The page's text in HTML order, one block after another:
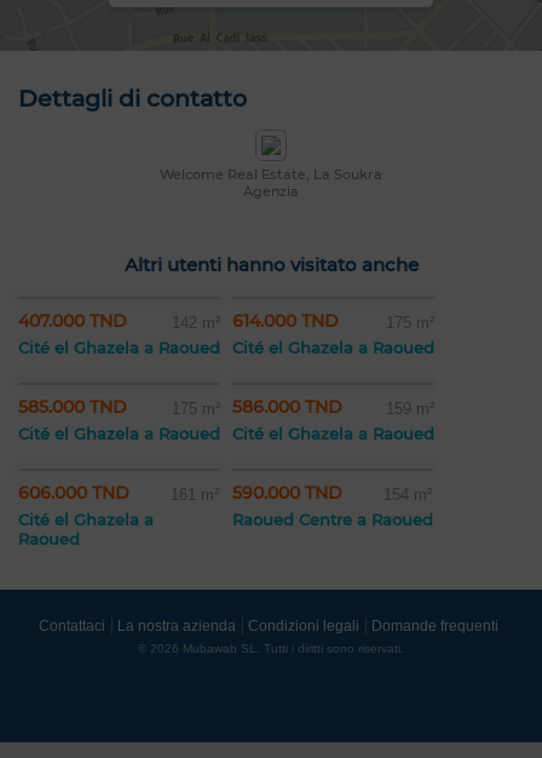
Dettagli di contatto
Welcome Real Estate, La Soukra
Agenzia
Altri utenti hanno visitato anche
407.000 TND 142 m²
Cité el Ghazela a Raoued
614.000 TND 175 m²
Cité el Ghazela a Raoued
585.000 TND 175 m²
Cité el Ghazela a Raoued
586.000 TND 159 m²
Cité el Ghazela a Raoued
606.000 TND 161 m²
Cité el Ghazela a
Raoued
590.000 TND 154 m²
Raoued Centre a Raoued
Contattaci La nostra azienda Condizioni legali Domande frequenti
© 2026 Mubawab SL. Tutti i diritti sono riservati.